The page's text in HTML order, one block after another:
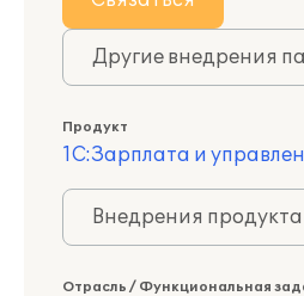
Другие внедрения
Продукт
1С:Зарплата и
Внедрения
Отрасль / Функциональная